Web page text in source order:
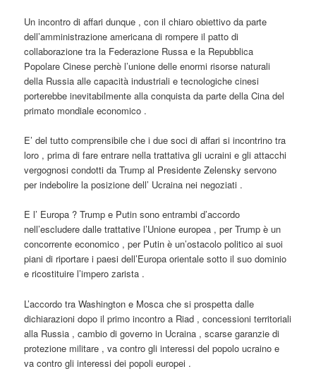
Un incontro di affari dunque , con il chiaro obiettivo da parte
dell’amministrazione americana di rompere il patto di
collaborazione tra la Federazione Russa e la Repubblica
Popolare Cinese perchè l’unione delle enormi risorse naturali
della Russia alle capacità industriali e tecnologiche cinesi
porterebbe inevitabilmente alla conquista da parte della Cina del
primato mondiale economico .
E’ del tutto comprensibile che i due soci di affari si incontrino tra
loro , prima di fare entrare nella trattativa gli ucraini e gli attacchi
vergognosi condotti da Trump al Presidente Zelensky servono
per indebolire la posizione dell’ Ucraina nei negoziati .
E l’ Europa ? Trump e Putin sono entrambi d’accordo
nell’escludere dalle trattative l’Unione europea , per Trump è un
concorrente economico , per Putin è un’ostacolo politico ai suoi
piani di riportare i paesi dell’Europa orientale sotto il suo dominio
e ricostituire l’impero zarista .
L’accordo tra Washington e Mosca che si prospetta dalle
dichiarazioni dopo il primo incontro a Riad , concessioni territoriali
alla Russia , cambio di governo in Ucraina , scarse garanzie di
protezione militare , va contro gli interessi del popolo ucraino e
va contro gli interessi dei popoli europei .